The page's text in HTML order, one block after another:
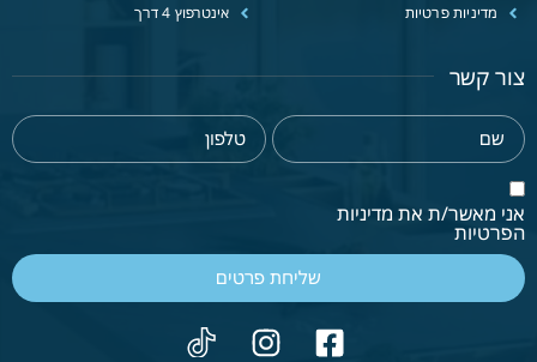
מדיניות פרטיות
אינטרפוץ 4 דרך
צור קשר
אני מאשר/ת את מדיניות
הפרטיות
שליחת פרטים